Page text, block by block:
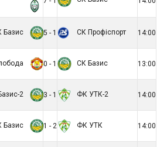
Базис 5 - 1 СК Профіспорт 14:00
0 - 1 СК Базис 13:00
2 3 - 1 ФК УТК-2 14:00
Базис 1 - 2 ФК УТК 14:00